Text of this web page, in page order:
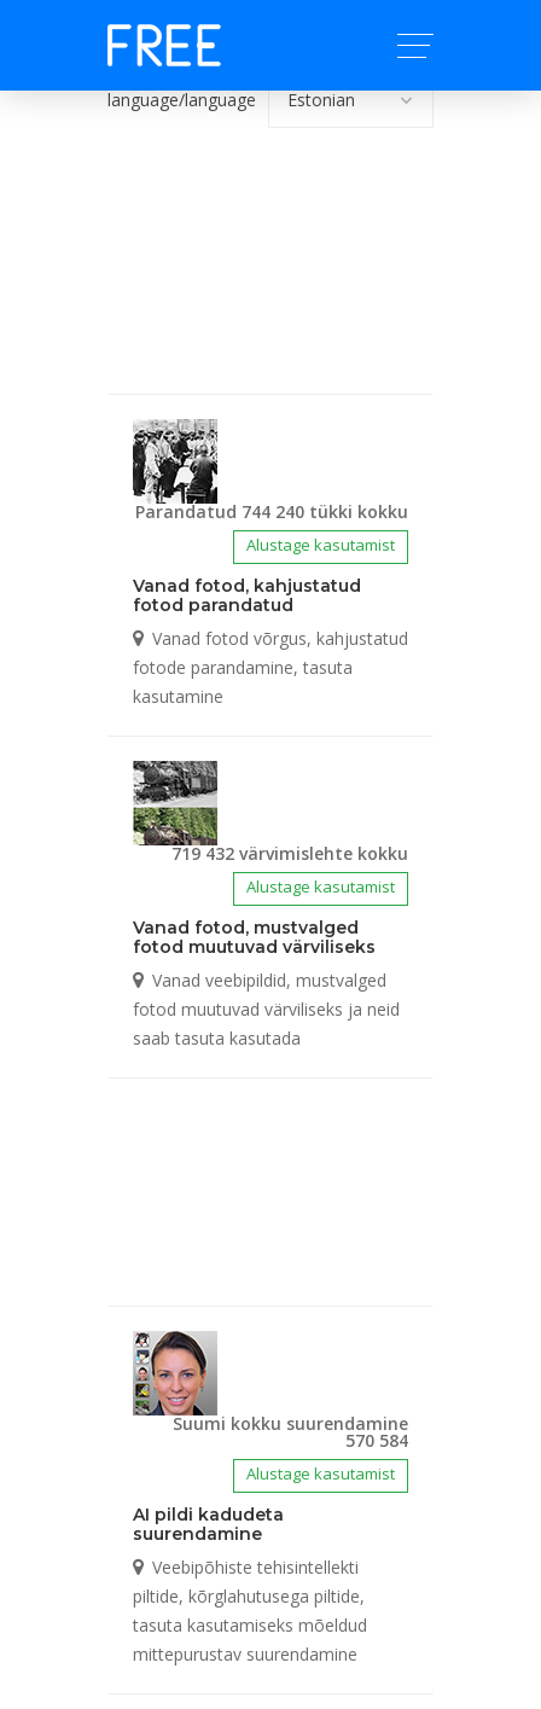
language/language
Parandatud 744 240 tükki kokku
Alustage kasutamist
Vanad fotod, kahjustatud
fotod parandatud
Vanad fotod võrgus, kahjustatud
fotode parandamine, tasuta
kasutamine
719 432 värvimislehte kokku
Alustage kasutamist
Vanad fotod, mustvalged
fotod muutuvad värviliseks
Vanad veebipildid, mustvalged
fotod muutuvad värviliseks ja neid
saab tasuta kasutada
Suumi kokku suurendamine
570 584
Alustage kasutamist
AI pildi kadudeta
suurendamine
Veebipõhiste tehisintellekti
piltide, kõrglahutusega piltide,
tasuta kasutamiseks mõeldud
mittepurustav suurendamine